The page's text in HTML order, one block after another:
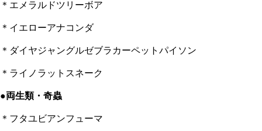
＊エメラルドツリーボア
＊イエローアナコンダ
＊ダイヤジャングルゼブラカーペットパイソン
＊ライノラットスネーク
●両生類・奇蟲
＊フタユビアンフューマ